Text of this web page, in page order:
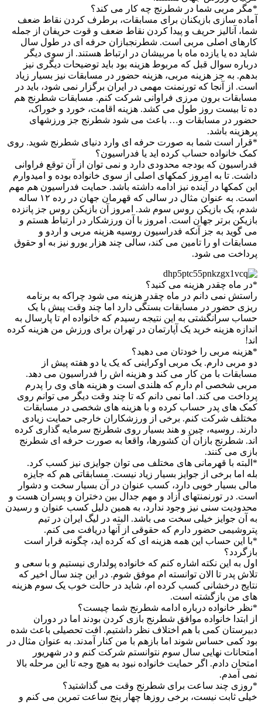
*مگر مربی شما در شطرنج چه کار می کند؟
آماده سازی بازیکنان برای مسابقات، برطرف کردن نقاط ضعف
شما، آنالیز حریف و پیدا کردن نقاط ضعف و قوت حریفان از جمله
کارهای اصلی مربی است. شطرنجبازان حرفه ای در طول سال
شاید ده یا یازده ماه با مربیشان در ارتباط هستند. از سوی دیگر
درباره سوال قبل که مربوط هزینه بود باید توضیحات دیگری نیز
بدهم. به جز هزینه مربی، هزینه حضور در مسابقات نیز بسیار زیاد
است. از آنجا که تورنمنت مهمی در ایران برگزار نمی شود، باید در
مسابقات برون مرزی فراوانی شرکت کنم. مسابقات شطرنج هم
ده تا بیست روز طول می کشد. هزینه اقامت، خورد و خوراک،
حضور در مسابقات و… باعث می شود شطرنج جز ورزشهای
پرهزینه باشد.
*قرار است شما به صورت حرفه ای وارد دنیای شطرنج شوید. روی
کمک خانواده حساب کرده اید یا فدراسیون؟
فدراسیون که بودجه محدودی دارد و نمی توان از آن توقع فراوانی
داشت. تا به امروز کمکهای اصلی از سوی خانواده بوده و امیدوارم
این کمکها در آینده نیز ادامه داشته باشد. حمایت فدراسیون هم مهم
است. به عنوان مثال در سالی که قهرمان جهان در رده ۱۲ ساله
شدم، یک بازیکن روس سوم شد. امروز آن بازیکن روس جز پانزده
بازیکن برتر جهان است. امروز با آن ورزشکار در ارتباط هستم و
می گوید به جز آنکه فدراسیون روسیه هزینه مربی و اردو و
مسابقات او را تامین می کند، سالی چند هزار یورو نیز به او حقوق
پرداخت می شود.
*در ماه چقدر هزینه می کنید؟
راستش نمی دانم در ماه چقدر هزینه می شود چراکه به برنامه
ریزی حضور در مسابقات بستگی دارد اما چند وقت پیش با یک
حساب سرانگشتی به این نتیجه رسیدم که خانواده ام تا پارسال به
اندازه هزینه خرید یک آپارتمان در تهران برای ورزش من هزینه کرده
اند!
*هزینه مربی را خودتان می دهید؟
دو مربی دارم. یک مربی اوکراینی که یک یا دو هفته پیش از
مسابقات با من کار می کند و هزینه اش را فدراسیون می دهد.
مربی شخصی ام دارم که هلندی است و هزینه های وی را پدرم
پرداخت می کند. اما نمی دانم که تا چند وقت دیگر می توانم روی
کمک های پدر حساب کرده و با هزینه های شخصی در مسابقات
مختلف شرکت کنم. برخی از ورزشکاران خارجی حمایت زیادی
دارند. روسیه، چین و هند بسیار روی شطرنج سرمایه گذاری کرده
اند. شطرنج بازان آن کشورها، واقعا به صورت حرفه ای شطرنج
بازی می کنند.
*البته با قهرمانی های مختلف می توان جوایزی نیز کسب کرد.
بله اما برخی از جوایز بسیار زیاد نیست. مسابقاتی هم که جایزه
مالی بسیار خوبی دارد، کسب عنوان در آن بسیار سخت و دشوار
است. در تورنمنتهای آزاد و مهم جدال بین دختران و پسران هست و
محدودیت سنی نیز وجود ندارد، به همین دلیل کسب عنوان و رسیدن
به آن جوایز خیلی سخت می باشد. البته در لیگ ایران در تیم
پتروشیمی حضور دارم که حقوقی از آنها دریافت می کنم.
*با این حساب این همه هزینه ای که کرده اید، چگونه قرار است
بازگردد؟
اول به این نکته اشاره کنم که خانواده پولداری نیستیم و با سعی و
تلاش پدر تا الان توانسته ام موفق شوم. در این چند سال اخیر که
نتایج درخشانی کسب کرده ام، شاید در حالت خوب یک سوم هزینه
های من بازگشته است.
*نظر خانواده درباره ادامه شطرنج شما چیست؟
از ابتدا خانواده موافق شطرنج بازی کردن بودند اما در دوران
دبیرستان کمی با هم اختلاف نظر داشتیم. افت تحصیلی باعث شده
بود کمی حساس شوند اما بازهم با من کنار آمدند. به عنوان مثال در
امتحانات نهایی سال سوم نتوانستم شرکت کنم و در شهریور
امتحان دادم. اگر حمایت خانواده نبود به هیچ وجه تا این مرحله بالا
نمی آمدم.
*روزی چند ساعت برای شطرنج وقت می گذاشتید؟
خیلی ثابت نیست، برخی روزها چهار پنج ساعت تمرین می کنم و